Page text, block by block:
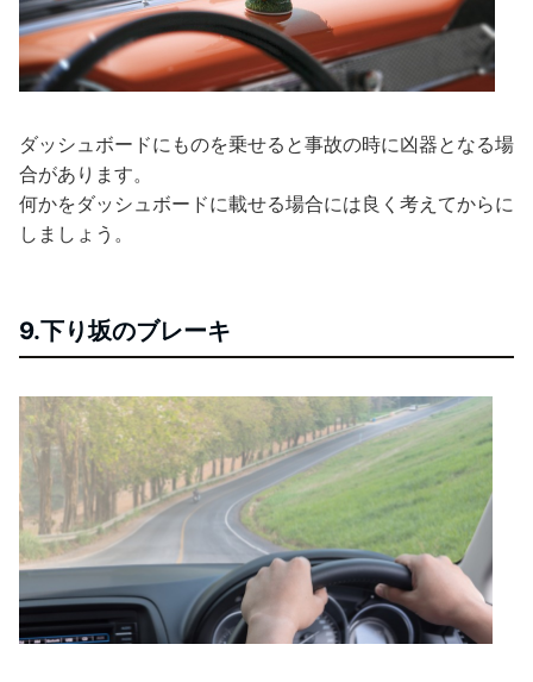
ダッシュボードにものを乗せると事故の時に凶器となる場
合があります。
何かをダッシュボードに載せる場合には良く考えてからに
しましょう。
9.下り坂のブレーキ